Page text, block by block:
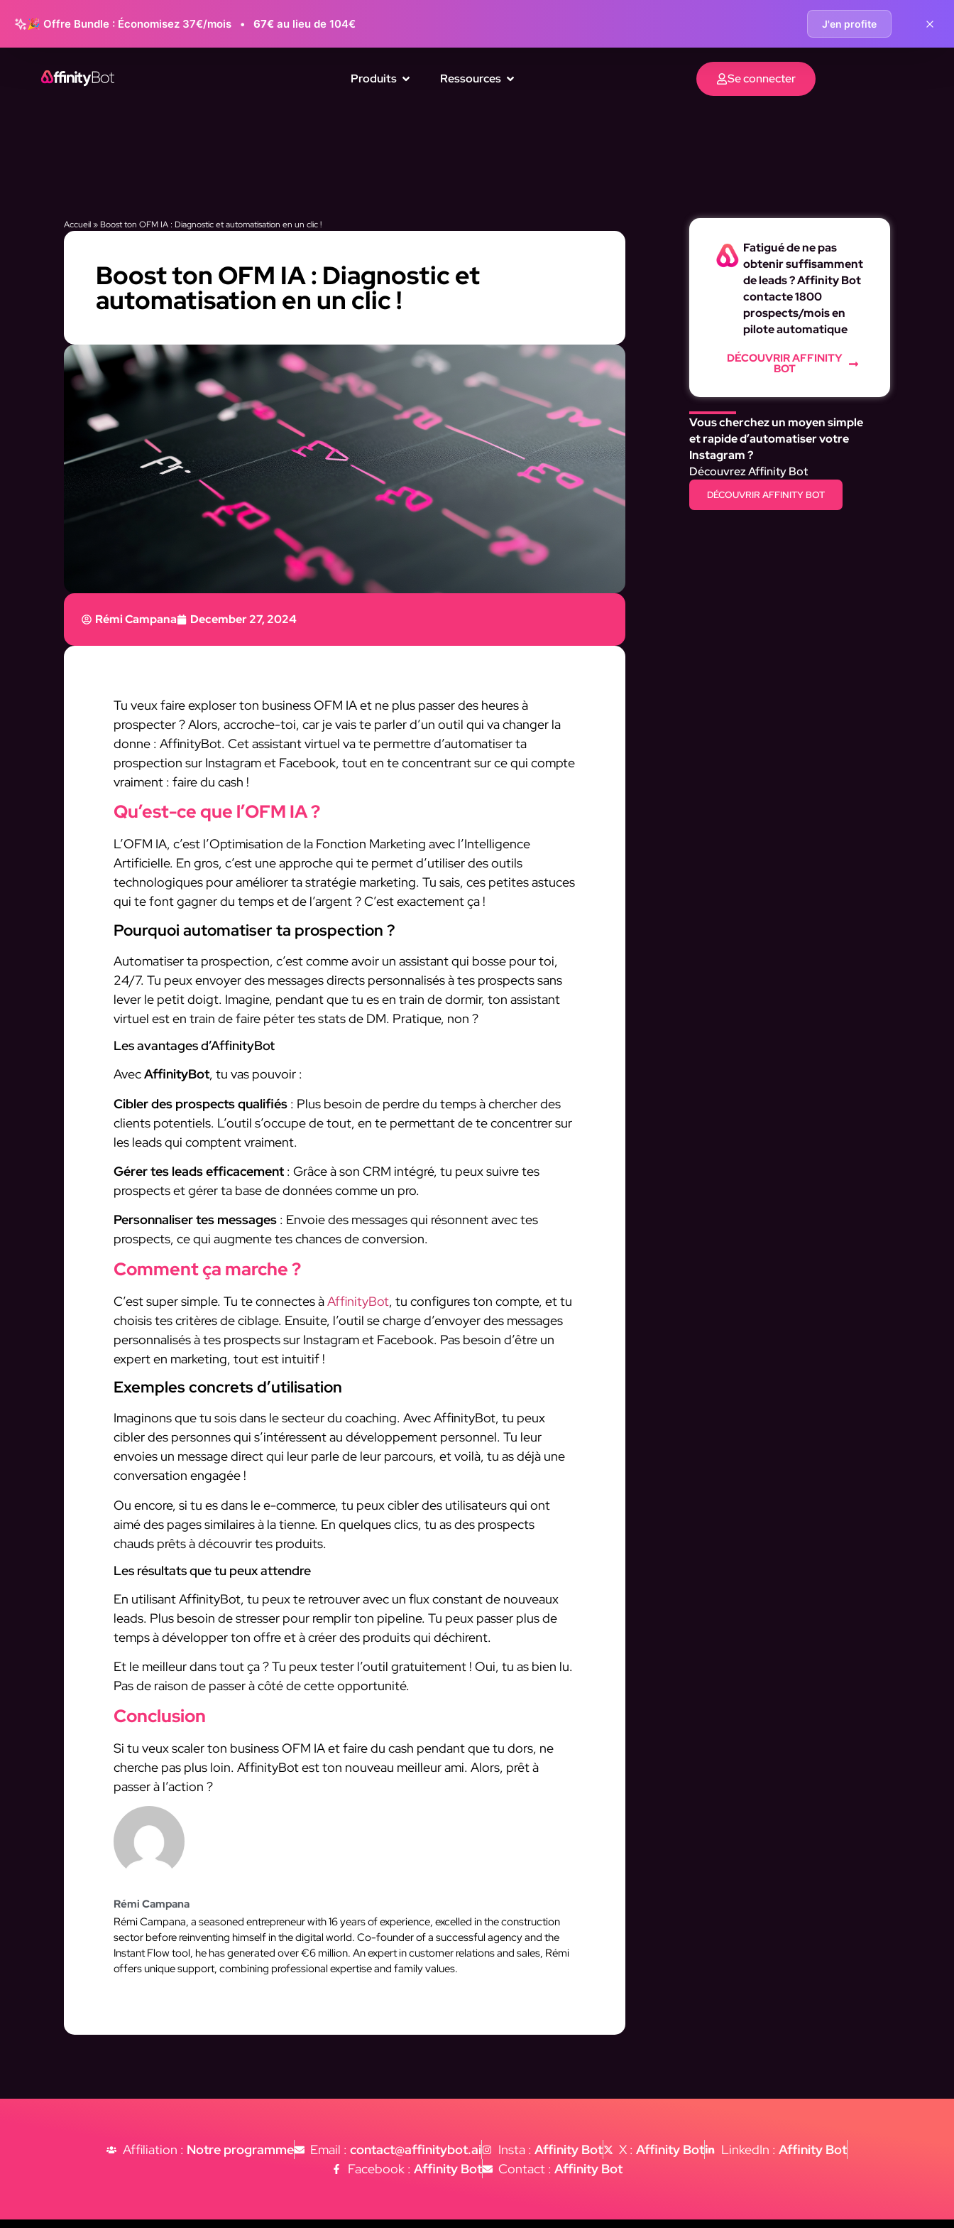
Produits Ressources Se connecter
🎉 Offre Bundle : Économisez 37€/mois • 67€ au lieu de 104€ J'en profite
Accueil» Boost ton OFM IA : Diagnostic et automatisation en un clic !
Boost ton OFM IA : Diagnostic et
automatisation en un clic !
Rémi Campana December 27, 2024
Tu veux faire exploser ton business OFM IA et ne plus passer des heures à
prospecter ? Alors, accroche-toi, car je vais te parler d’un outil qui va changer la
donne : AffinityBot. Cet assistant virtuel va te permettre d’automatiser ta
prospection sur Instagram et Facebook, tout en te concentrant sur ce qui compte
vraiment : faire du cash !
Qu’est-ce que l’OFM IA ?
L’OFM IA, c’est l’Optimisation de la Fonction Marketing avec l’Intelligence
Artificielle. En gros, c’est une approche qui te permet d’utiliser des outils
technologiques pour améliorer ta stratégie marketing. Tu sais, ces petites astuces
qui te font gagner du temps et de l’argent ? C’est exactement ça !
Pourquoi automatiser ta prospection ?
Automatiser ta prospection, c’est comme avoir un assistant qui bosse pour toi,
24/7. Tu peux envoyer des messages directs personnalisés à tes prospects sans
lever le petit doigt. Imagine, pendant que tu es en train de dormir, ton assistant
virtuel est en train de faire péter tes stats de DM. Pratique, non ?
Les avantages d’AffinityBot
AvecAffinityBot, tu vas pouvoir :
Cibler des prospects qualifiés : Plus besoin de perdre du temps à chercher des
clients potentiels. L’outil s’occupe de tout, en te permettant de te concentrer sur
les leads qui comptent vraiment.
Gérer tes leads efficacement : Grâce à son CRM intégré, tu peux suivre tes
prospects et gérer ta base de données comme un pro.
Personnaliser tes messages : Envoie des messages qui résonnent avec tes
prospects, ce qui augmente tes chances de conversion.
Comment ça marche ?
C’est super simple. Tu te connectes àAffinityBot, tu configures ton compte, et tu
choisis tes critères de ciblage. Ensuite, l’outil se charge d’envoyer des messages
personnalisés à tes prospects sur Instagram et Facebook. Pas besoin d’être un
expert en marketing, tout est intuitif !
Exemples concrets d’utilisation
Imaginons que tu sois dans le secteur du coaching. Avec AffinityBot, tu peux
cibler des personnes qui s’intéressent au développement personnel. Tu leur
envoies un message direct qui leur parle de leur parcours, et voilà, tu as déjà une
conversation engagée !
Ou encore, si tu es dans le e-commerce, tu peux cibler des utilisateurs qui ont
aimé des pages similaires à la tienne. En quelques clics, tu as des prospects
chauds prêts à découvrir tes produits.
Les résultats que tu peux attendre
En utilisant AffinityBot, tu peux te retrouver avec un flux constant de nouveaux
leads. Plus besoin de stresser pour remplir ton pipeline. Tu peux passer plus de
temps à développer ton offre et à créer des produits qui déchirent.
Et le meilleur dans tout ça ? Tu peux tester l’outil gratuitement ! Oui, tu as bien lu.
Pas de raison de passer à côté de cette opportunité.
Conclusion
Si tu veux scaler ton business OFM IA et faire du cash pendant que tu dors, ne
cherche pas plus loin. AffinityBot est ton nouveau meilleur ami. Alors, prêt à
passer à l’action ?
Rémi Campana
Rémi Campana, a seasoned entrepreneur with 16 years of experience, excelled in the construction
sector before reinventing himself in the digital world. Co-founder of a successful agency and the
Instant Flow tool, he has generated over €6 million. An expert in customer relations and sales, Rémi
offers unique support, combining professional expertise and family values.
Fatigué de ne pas
obtenir suffisamment
de leads ? Affinity Bot
contacte 1800
prospects/mois en
pilote automatique
DÉCOUVRIR AFFINITY
BOT
Vous cherchez un moyen simple
et rapide d’automatiser votre
Instagram ?
Découvrez Affinity Bot
DÉCOUVRIR AFFINITY BOT
Affiliation : Notre programme Email :contact@affinitybot.ai Insta : Affinity Bot X :Affinity Bot LinkedIn : Affinity Bot
Facebook : Affinity Bot Contact : Affinity Bot